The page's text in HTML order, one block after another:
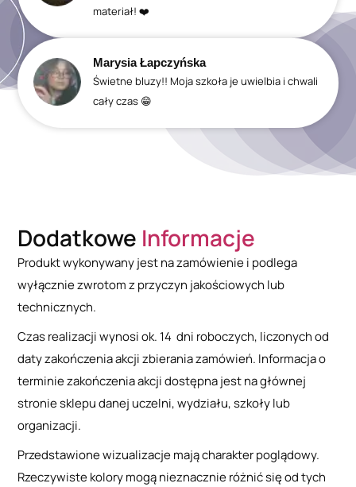
materiał! ❤️
Marysia Łapczyńska
Świetne bluzy!! Moja szkoła je uwielbia i chwali
cały czas 😁
Dodatkowe Informacje
Produkt wykonywany jest na zamówienie i podlega
wyłącznie zwrotom z przyczyn jakościowych lub
technicznych.
Czas realizacji wynosi ok. 14 dni roboczych, liczonych od
daty zakończenia akcji zbierania zamówień. Informacja o
terminie zakończenia akcji dostępna jest na głównej
stronie sklepu danej uczelni, wydziału, szkoły lub
organizacji.
Przedstawione wizualizacje mają charakter poglądowy.
Rzeczywiste kolory mogą nieznacznie różnić się od tych